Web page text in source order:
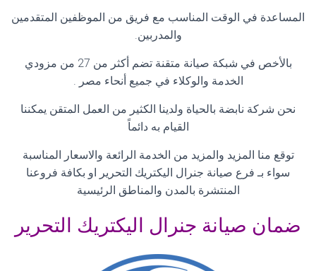
المساعدة في الوقت المناسب مع فريق من الموظفين المتقدمين
والمدربين.
بالأخص في شبكة صيانة متقنة تضم أكثر من 27 من مزودي
الخدمة والوكلاء في جميع أنحاء مصر .
نحن شركة نابضة بالحياة ولدينا الكثير من العمل المتقن يمكننا
القيام به دائماً
توقع منا المزيد والمزيد من الخدمة الرائعة والاسعار المناسبة
سواء بـ فرع صيانة جنرال اليكتريك التحرير او بكافة فروعنا
المنتشرة بالمدن والمناطق الرئيسية
ضمان صيانة جنرال اليكتريك التحرير